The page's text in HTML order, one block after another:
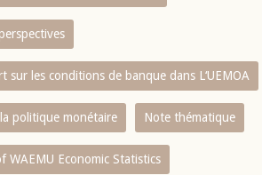
sur les conditions de banque dans L‘UEMOA
politique monétaire Note thématique
WAEMU Economic Statistics